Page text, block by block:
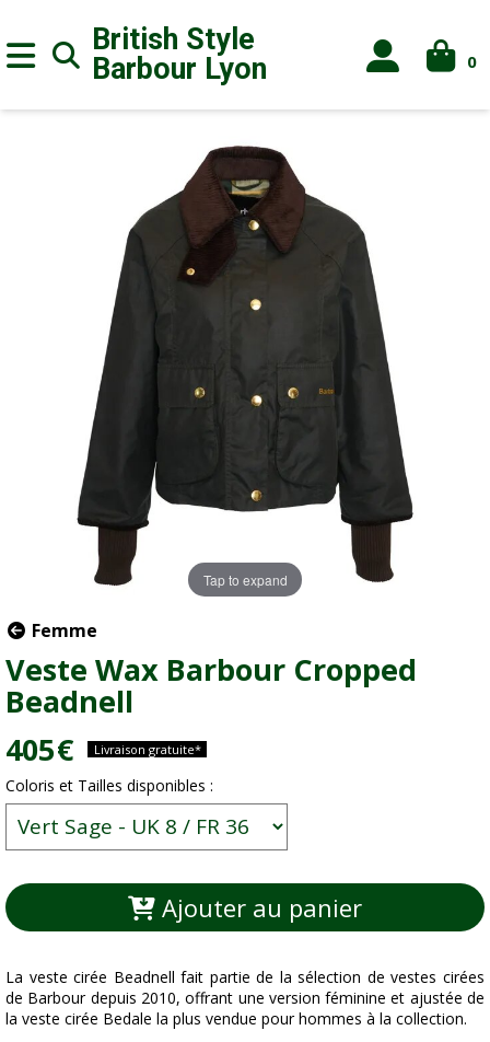
British Style
Barbour Lyon 0
Tap to expand
Femme
Veste Wax Barbour Cropped
Beadnell
405€ Livraison gratuite*
Coloris et Tailles disponibles :
Ajouter au panier
La veste cirée Beadnell fait partie de la sélection de vestes cirées
de Barbour depuis 2010, offrant une version féminine et ajustée de
la veste cirée Bedale la plus vendue pour hommes à la collection.